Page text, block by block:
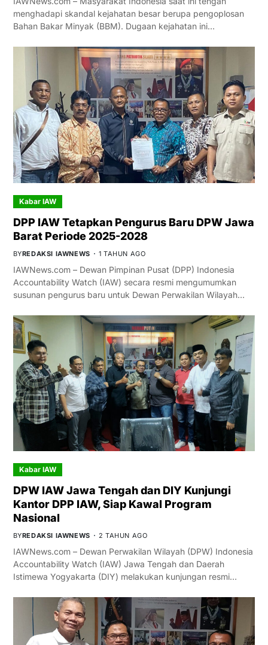
menghadapi skandal kejahatan besar berupa pengoplosan
Bahan Bakar Minyak (BBM). Dugaan kejahatan ini…
Kabar IAW
DPP IAW Tetapkan Pengurus Baru DPW Jawa
Barat Periode 2025-2028
BYREDAKSI IAWNEWS 1 TAHUN AGO
IAWNews.com – Dewan Pimpinan Pusat (DPP) Indonesia
Accountability Watch (IAW) secara resmi mengumumkan
susunan pengurus baru untuk Dewan Perwakilan Wilayah…
Kabar IAW
DPW IAW Jawa Tengah dan DIY Kunjungi
Kantor DPP IAW, Siap Kawal Program
Nasional
BYREDAKSI IAWNEWS 2 TAHUN AGO
IAWNews.com – Dewan Perwakilan Wilayah (DPW) Indonesia
Accountability Watch (IAW) Jawa Tengah dan Daerah
Istimewa Yogyakarta (DIY) melakukan kunjungan resmi…